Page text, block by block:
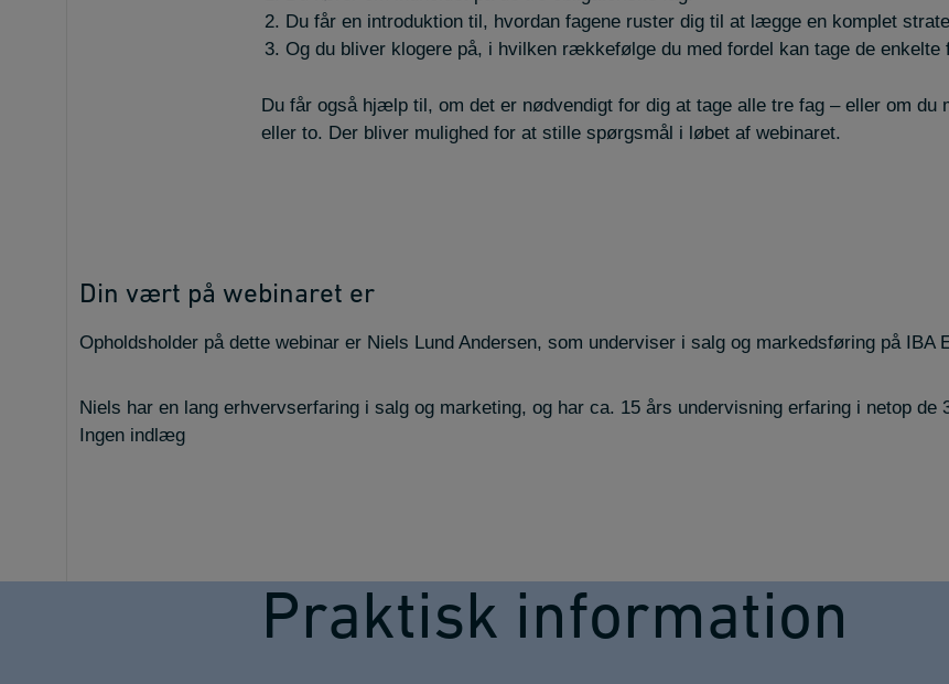
Du får en introduktion til, hvordan fagene ruster dig til at lægge en komplet
Og du bliver klogere på, i hvilken rækkefølge du med fordel kan tage de enkelte
Du får også hjælp til, om det er nødvendigt for dig at tage alle tre fag – eller om du
eller to. Der bliver mulighed for at stille spørgsmål i løbet af webinaret.
Din vært på webinaret er
Opholdsholder på dette webinar er Niels Lund Andersen, som underviser i salg og markedsføring på IBA
Niels har en lang erhvervserfaring i salg og marketing, og har ca. 15 års undervisning erfaring i netop de
Ingen indlæg
Praktisk information